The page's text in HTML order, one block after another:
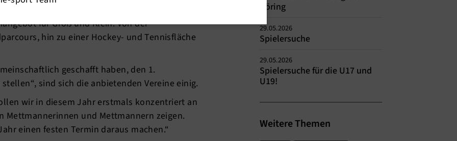
für Groß und Klein. Von der
hin zu einer Hockey- und Tennisfläche
geschafft haben, den 1.
sind sich die anbietenden Vereine einig.
wir in diesem Jahr erstmals konzentriert an
Mettmannerinnen und Mettmannern zeigen.
einen festen Termin daraus machen.“
Döring
29.05.2026
Spielersuche
29.05.2026
Spielersuche für die U17 und
U19!
Weitere Themen